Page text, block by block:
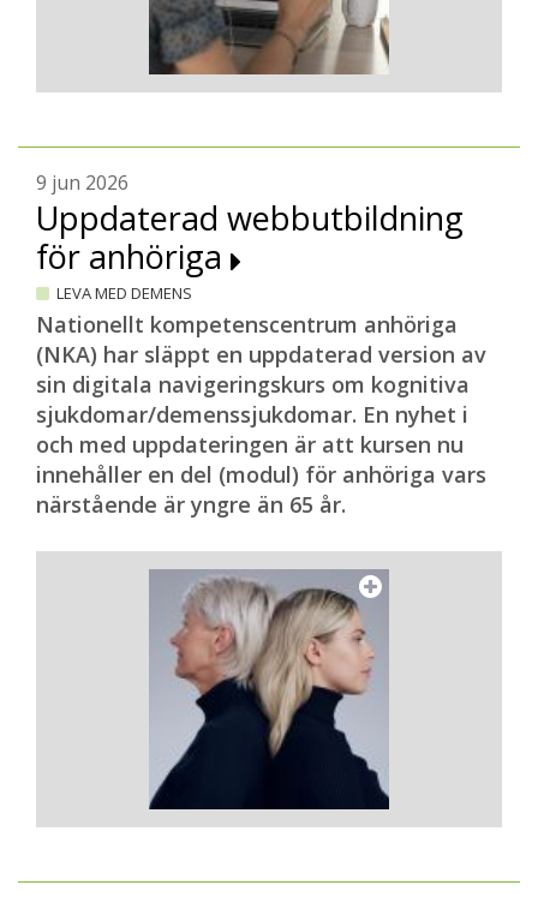
9 jun 2026
Uppdaterad webbutbildning
för anhöriga
LEVA MED DEMENS
Nationellt kompetenscentrum anhöriga
(NKA) har släppt en uppdaterad version av
sin digitala navigeringskurs om kognitiva
sjukdomar/demenssjukdomar. En nyhet i
och med uppdateringen är att kursen nu
innehåller en del (modul) för anhöriga vars
närstående är yngre än 65 år.